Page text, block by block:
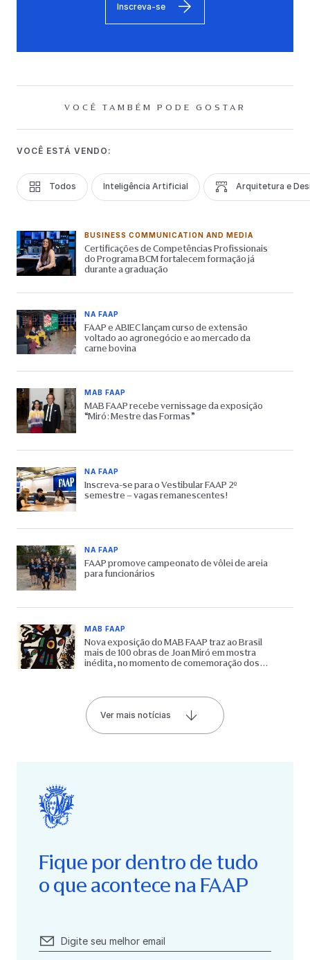
Inscreva-se
VOCÊ TAMBÉM PODE GOSTAR
VOCÊ ESTÁ VENDO:
Todos Inteligência Artificial Arquitetura e
BUSINESS COMMUNICATION AND MEDIA
Certificações de Competências Profissionais
do Programa BCM fortalecem formação já
durante a graduação
NA FAAP
FAAP e ABIEC lançam curso de extensão
voltado ao agronegócio e ao mercado da
carne bovina
MAB FAAP
MAB FAAP recebe vernissage da exposição
“Miró: Mestre das Formas”
NA FAAP
Inscreva-se para o Vestibular FAAP 2º
semestre – vagas remanescentes!
NA FAAP
FAAP promove campeonato de vôlei de areia
para funcionários
MAB FAAP
Nova exposição do MAB FAAP traz ao Brasil
mais de 100 obras de Joan Miró em mostra
inédita, no momento de comemoração dos
Ver mais notícias
Fique por dentro de tudo
o que acontece na FAAP